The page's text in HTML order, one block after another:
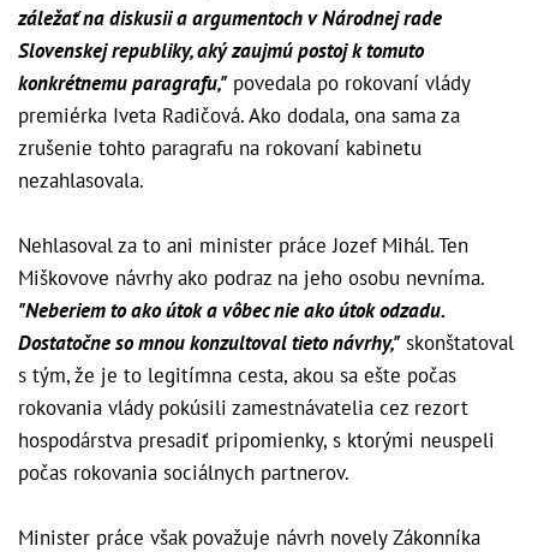
záležať na diskusii a argumentoch v Národnej rade
Slovenskej republiky, aký zaujmú postoj k tomuto
konkrétnemu paragrafu," povedala po rokovaní vlády
premiérka Iveta Radičová. Ako dodala, ona sama za
zrušenie tohto paragrafu na rokovaní kabinetu
nezahlasovala.
Nehlasoval za to ani minister práce Jozef Mihál. Ten
Miškovove návrhy ako podraz na jeho osobu nevníma.
"Neberiem to ako útok a vôbec nie ako útok odzadu.
Dostatočne so mnou konzultoval tieto návrhy," skonštatoval
s tým, že je to legitímna cesta, akou sa ešte počas
rokovania vlády pokúsili zamestnávatelia cez rezort
hospodárstva presadiť pripomienky, s ktorými neuspeli
počas rokovania sociálnych partnerov.
Minister práce však považuje návrh novely Zákonníka